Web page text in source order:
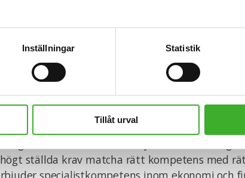
Inställningar Statistik
Tillåt urval
ledande och mest erfarna bolag inom rekrytering
ställda krav matcha rätt kompetens med
specialistkompetens inom ekonomi och